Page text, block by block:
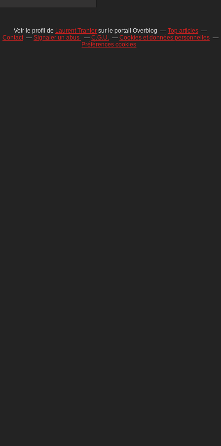
Voir le profil de Laurent Tranier sur le portail Overblog
Top articles
Contact
Signaler un abus C.G.U.
Cookies et données personnelles
Préférences cookies